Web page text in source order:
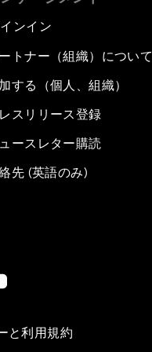
ンイン
トナー（組織）につい
する（個人、組織）
スリリース登録
ースレター購読
先 (英語のみ)
と利用規約